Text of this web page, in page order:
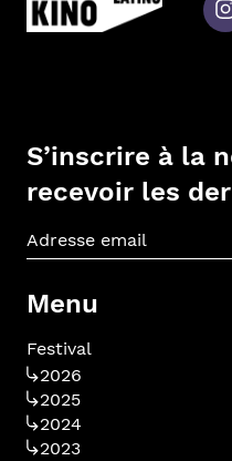
S’inscrire à la
recevoir les
Menu
Festival
2026
2025
2024
2023